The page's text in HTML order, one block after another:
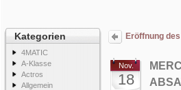
Kategorien
4MATIC
A-Klasse
Actros
Allgemein
Eröffnung
Nov.
18